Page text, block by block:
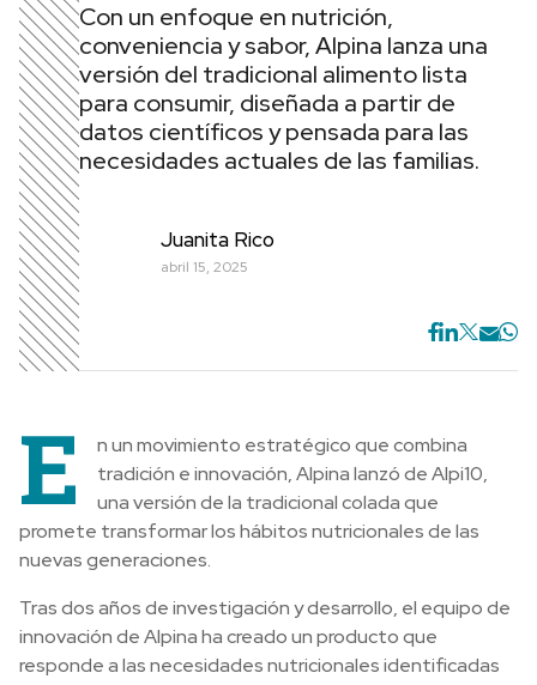
Con un enfoque en nutrición,
conveniencia y sabor, Alpina lanza una
versión del tradicional alimento lista
para consumir, diseñada a partir de
datos científicos y pensada para las
necesidades actuales de las familias.
Juanita Rico
abril 15, 2025
E
n un movimiento estratégico que combina
tradición e innovación, Alpina lanzó de Alpi10,
una versión de la tradicional colada que
promete transformar los hábitos nutricionales de las
nuevas generaciones.
Tras dos años de investigación y desarrollo, el equipo de
innovación de Alpina ha creado un producto que
responde a las necesidades nutricionales identificadas